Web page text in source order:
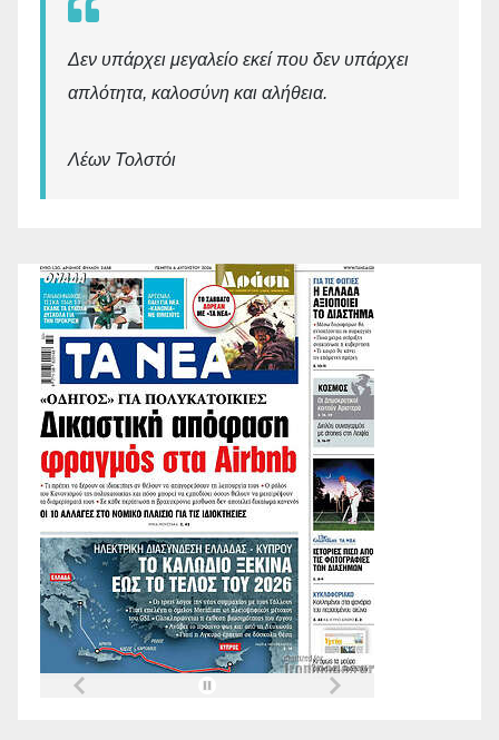
Δεν υπάρχει μεγαλείο εκεί που δεν υπάρχει
απλότητα, καλοσύνη και αλήθεια.
Λέων Τολστόι